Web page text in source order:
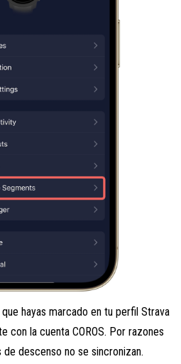
hayas marcado en tu perfil Strava
con la cuenta COROS. Por razones
descenso no se sincronizan.